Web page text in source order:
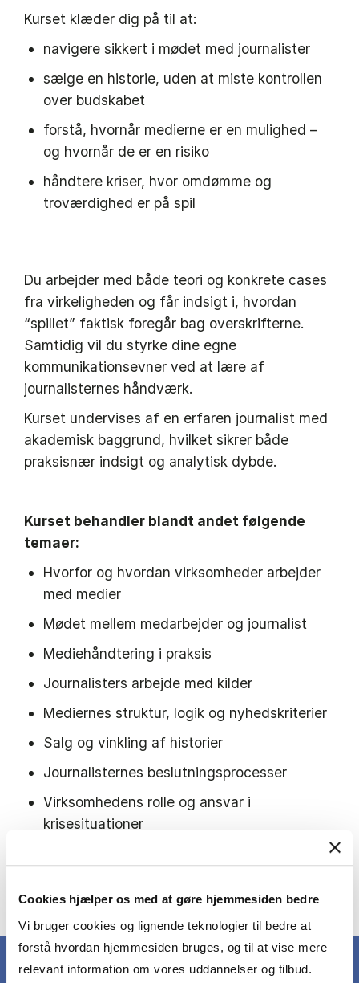
Cookies hjælper os med at gøre hjemmesiden bedre
Vi bruger cookies og lignende teknologier til bedre at
forstå hvordan hjemmesiden bruges, og til at vise mere
relevant information om vores uddannelser og tilbud.
Kurset klæder dig på til at:
navigere sikkert i mødet med journalister
sælge en historie, uden at miste kontrollen
over budskabet
forstå, hvornår medierne er en mulighed –
og hvornår de er en risiko
håndtere kriser, hvor omdømme og
troværdighed er på spil
Du arbejder med både teori og konkrete cases
fra virkeligheden og får indsigt i, hvordan
“spillet” faktisk foregår bag overskrifterne.
Samtidig vil du styrke dine egne
kommunikationsevner ved at lære af
journalisternes håndværk.
Kurset undervises af en erfaren journalist med
akademisk baggrund, hvilket sikrer både
praksisnær indsigt og analytisk dybde.
Kurset behandler blandt andet følgende
temaer:
Hvorfor og hvordan virksomheder arbejder
med medier
Mødet mellem medarbejder og journalist
Mediehåndtering i praksis
Journalisters arbejde med kilder
Mediernes struktur, logik og nyhedskriterier
Salg og vinkling af historier
Journalisternes beslutningsprocesser
Virksomhedens rolle og ansvar i
krisesituationer
Se den fulde beskrivelse i kursuskataloget